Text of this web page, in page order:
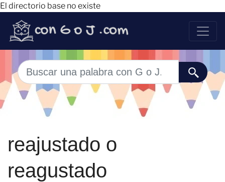
El directorio base no existe
reajustado o
reagustado